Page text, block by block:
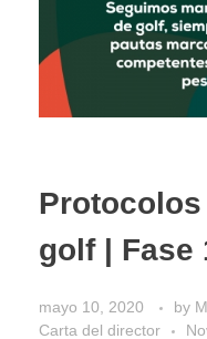
golf | Fase
mayo 10, 2020 by
Carta del director